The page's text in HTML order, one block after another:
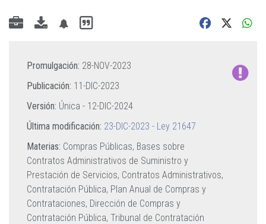
Promulgación: 28-NOV-2023
Publicación: 11-DIC-2023
Versión: Única - 12-DIC-2024
Última modificación: 23-DIC-2023 - Ley 21647
Materias: Compras Públicas, Bases sobre
Contratos Administrativos de Suministro y
Prestación de Servicios, Contratos Administrativos,
Contratación Pública, Plan Anual de Compras y
Contrataciones, Dirección de Compras y
Contratación Pública, Tribunal de Contratación